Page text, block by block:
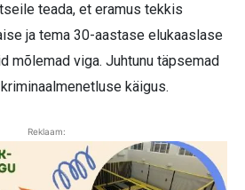
teada, et eramus tekkis
ja tema 30-aastase elukaaslase
mõlemad viga. Juhtunu täpsemad
käigus.
Reklaam: